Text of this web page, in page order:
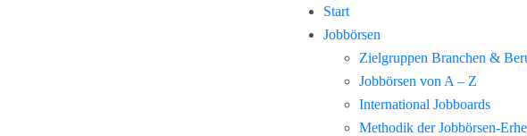
Start
Jobbörsen
Zielgruppen Branchen &
Jobbörsen von A – Z
International Jobboards
Methodik der Jobbörsen-